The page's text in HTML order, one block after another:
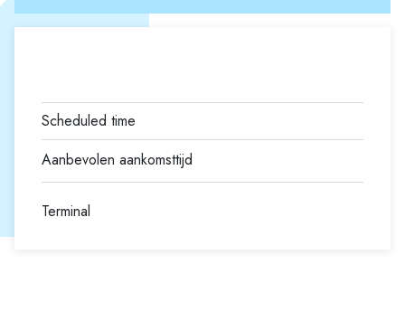
Terminal